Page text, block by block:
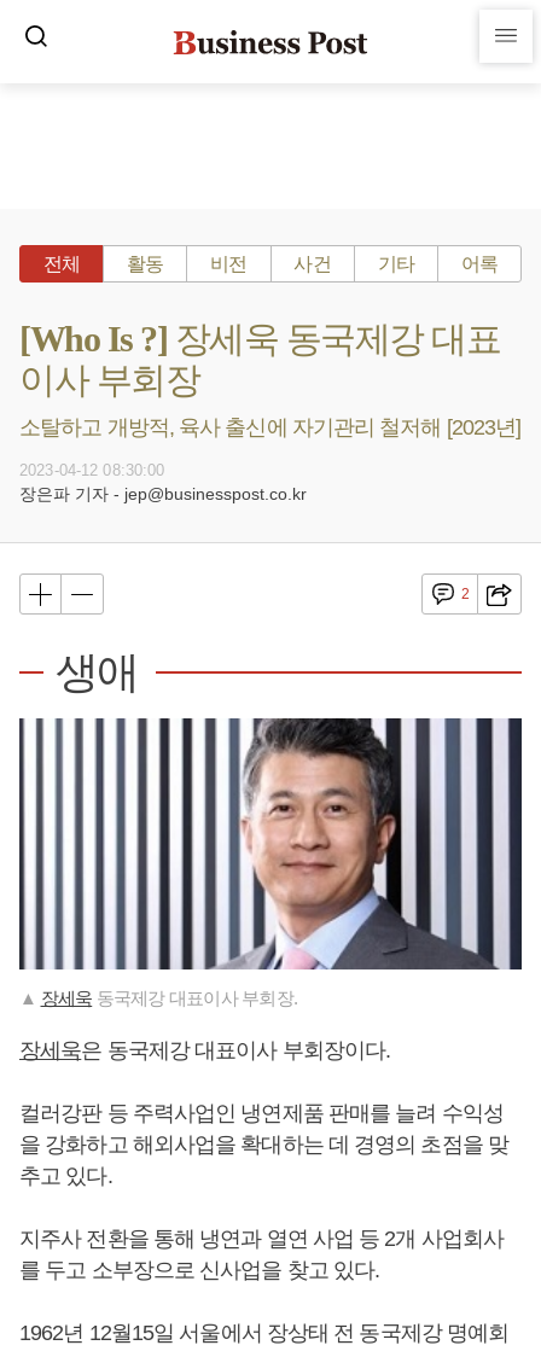
전체 활동 비전 사건 기타 어록
[Who Is ?] 장세욱 동국제강 대표
이사 부회장
소탈하고 개방적, 육사 출신에 자기관리 철저해 [2023년]
2023-04-12 08:30:00
장은파 기자 - jep@businesspost.co.kr
2
생애
▲ 장세욱 동국제강 대표이사 부회장.
장세욱은 동국제강 대표이사 부회장이다.
컬러강판 등 주력사업인 냉연제품 판매를 늘려 수익성
을 강화하고 해외사업을 확대하는 데 경영의 초점을 맞
추고 있다.
지주사 전환을 통해 냉연과 열연 사업 등 2개 사업회사
를 두고 소부장으로 신사업을 찾고 있다.
1962년 12월15일 서울에서 장상태 전 동국제강 명예회